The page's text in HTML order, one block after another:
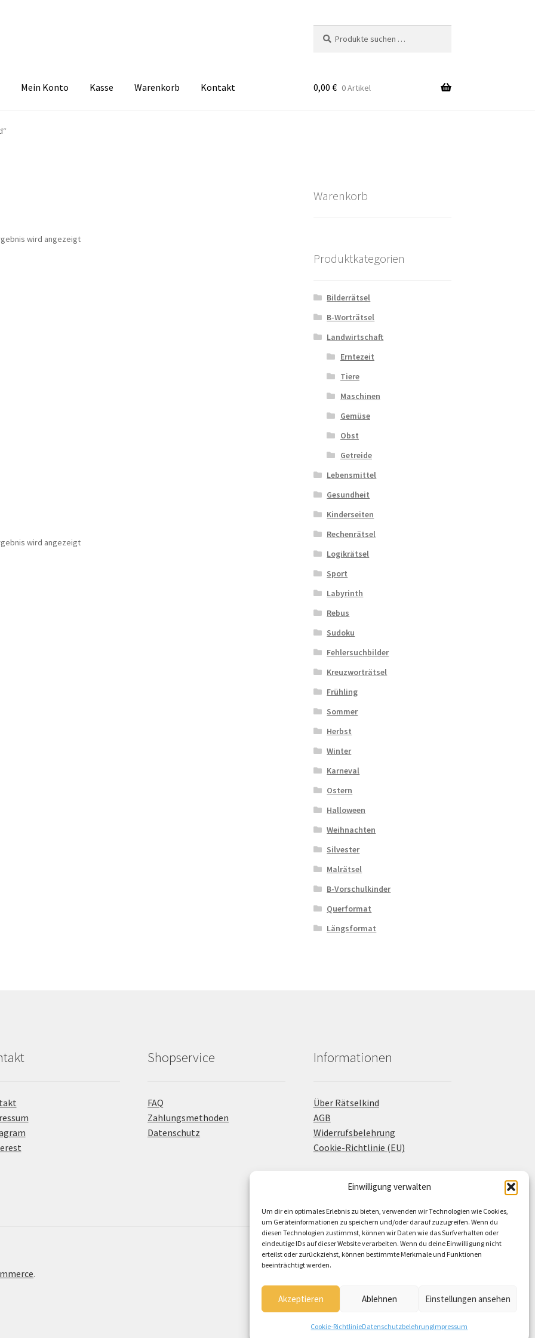
Einwilligung verwalten
Um dir ein optimales Erlebnis zu bieten, verwenden wir Technologien wie Cookies,
um Geräteinformationen zu speichern und/oder darauf zuzugreifen. Wenn du
diesen Technologien zustimmst, können wir Daten wie das Surfverhalten oder
eindeutige IDs auf dieser Website verarbeiten. Wenn du deine Einwilligung nicht
erteilst oder zurückziehst, können bestimmte Merkmale und Funktionen
beeinträchtigt werden.
Akzeptieren Ablehnen Einstellungen ansehen
Cookie-RichtlinieDatenschutzbelehrungImpressum
nach:
Mein Konto Kasse Warenkorb Kontakt 0,00 € 0 Artikel
wird angezeigt
wird angezeigt
Warenkorb
Produktkategorien
Bilderrätsel
B-Worträtsel
Landwirtschaft
Erntezeit
Tiere
Maschinen
Gemüse
Obst
Getreide
Lebensmittel
Gesundheit
Kinderseiten
Rechenrätsel
Logikrätsel
Sport
Labyrinth
Rebus
Sudoku
Fehlersuchbilder
Kreuzworträtsel
Frühling
Sommer
Herbst
Winter
Karneval
Ostern
Halloween
Weihnachten
Silvester
Malrätsel
B-Vorschulkinder
Querformat
Längsformat
Shopservice
FAQ
Zahlungsmethoden
Datenschutz
Informationen
Über Rätselkind
AGB
Widerrufsbelehrung
Cookie-Richtlinie (EU)
.